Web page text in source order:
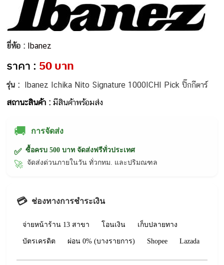
ยี่ห้อ : Ibanez
ราคา : 50 บาท
รุ่น : Ibanez Ichika Nito Signature 1000ICHI Pick ปิ๊กกีตาร์
สถานะสินค้า :มีสินค้าพร้อมส่ง
🚚 การจัดส่ง
✅ ซื้อครบ 500 บาท จัดส่งฟรีทั่วประเทศ
🚀 จัดส่งด่วนภายในวัน ทั่วกทม. และปริมณฑล
💳 ช่องทางการชำระเงิน
จ่ายหน้าร้าน 13 สาขา โอนเงิน เก็บปลายทาง
บัตรเครดิต ผ่อน 0% (บางรายการ) Shopee Lazada